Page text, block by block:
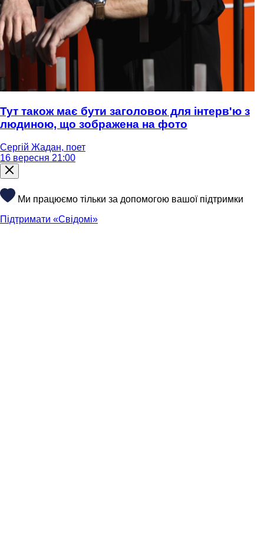
Тут також має бути заголовок для інтерв'ю з
людиною, що зображена на фото
Сергій Жадан, поет
16 вересня 21:00
Ми працюємо тільки за допомогою вашої підтримки
Підтримати «Свідомі»